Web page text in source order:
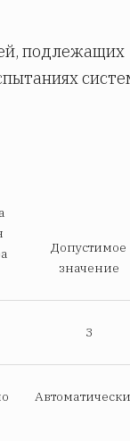
подлежащих
Допустимое
значение
3